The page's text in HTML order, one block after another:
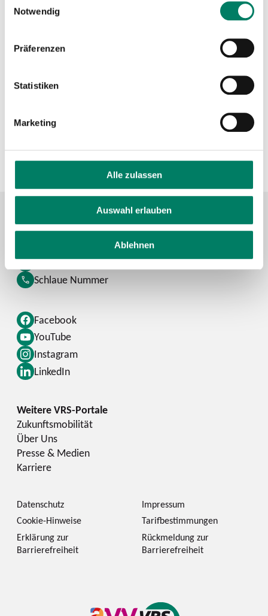
Notwendig
Präferenzen
Statistiken
Marketing
Alle zulassen
Auswahl erlauben
Ablehnen
https://www.kvb.koeln
+49 221 20808-0
Facebook
YouTube
Instagram
LinkedIn
FAQ
Schlaue Nummer
Zukunftsmobilität
Über Uns
Presse & Medien
Karriere
Datenschutz
Impressum
Cookie-Hinweise
Tarifbestimmungen
Erklärung zur
Barrierefreiheit
Rückmeldung zur
Barrierefreiheit